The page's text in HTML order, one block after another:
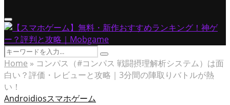
Primary
Menu
Search
for:
Search
Home » コンパス（#コンパス 戦闘摂理解析システム）は面
白い？評価・レビューと攻略｜3分間の陣取りバトルが熱
い！
Androidiosスマホゲーム